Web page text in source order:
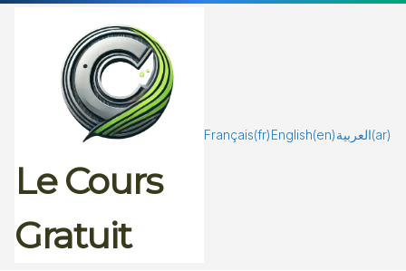
Le Cours
Gratuit
Français(fr) English(en)العربية(ar)